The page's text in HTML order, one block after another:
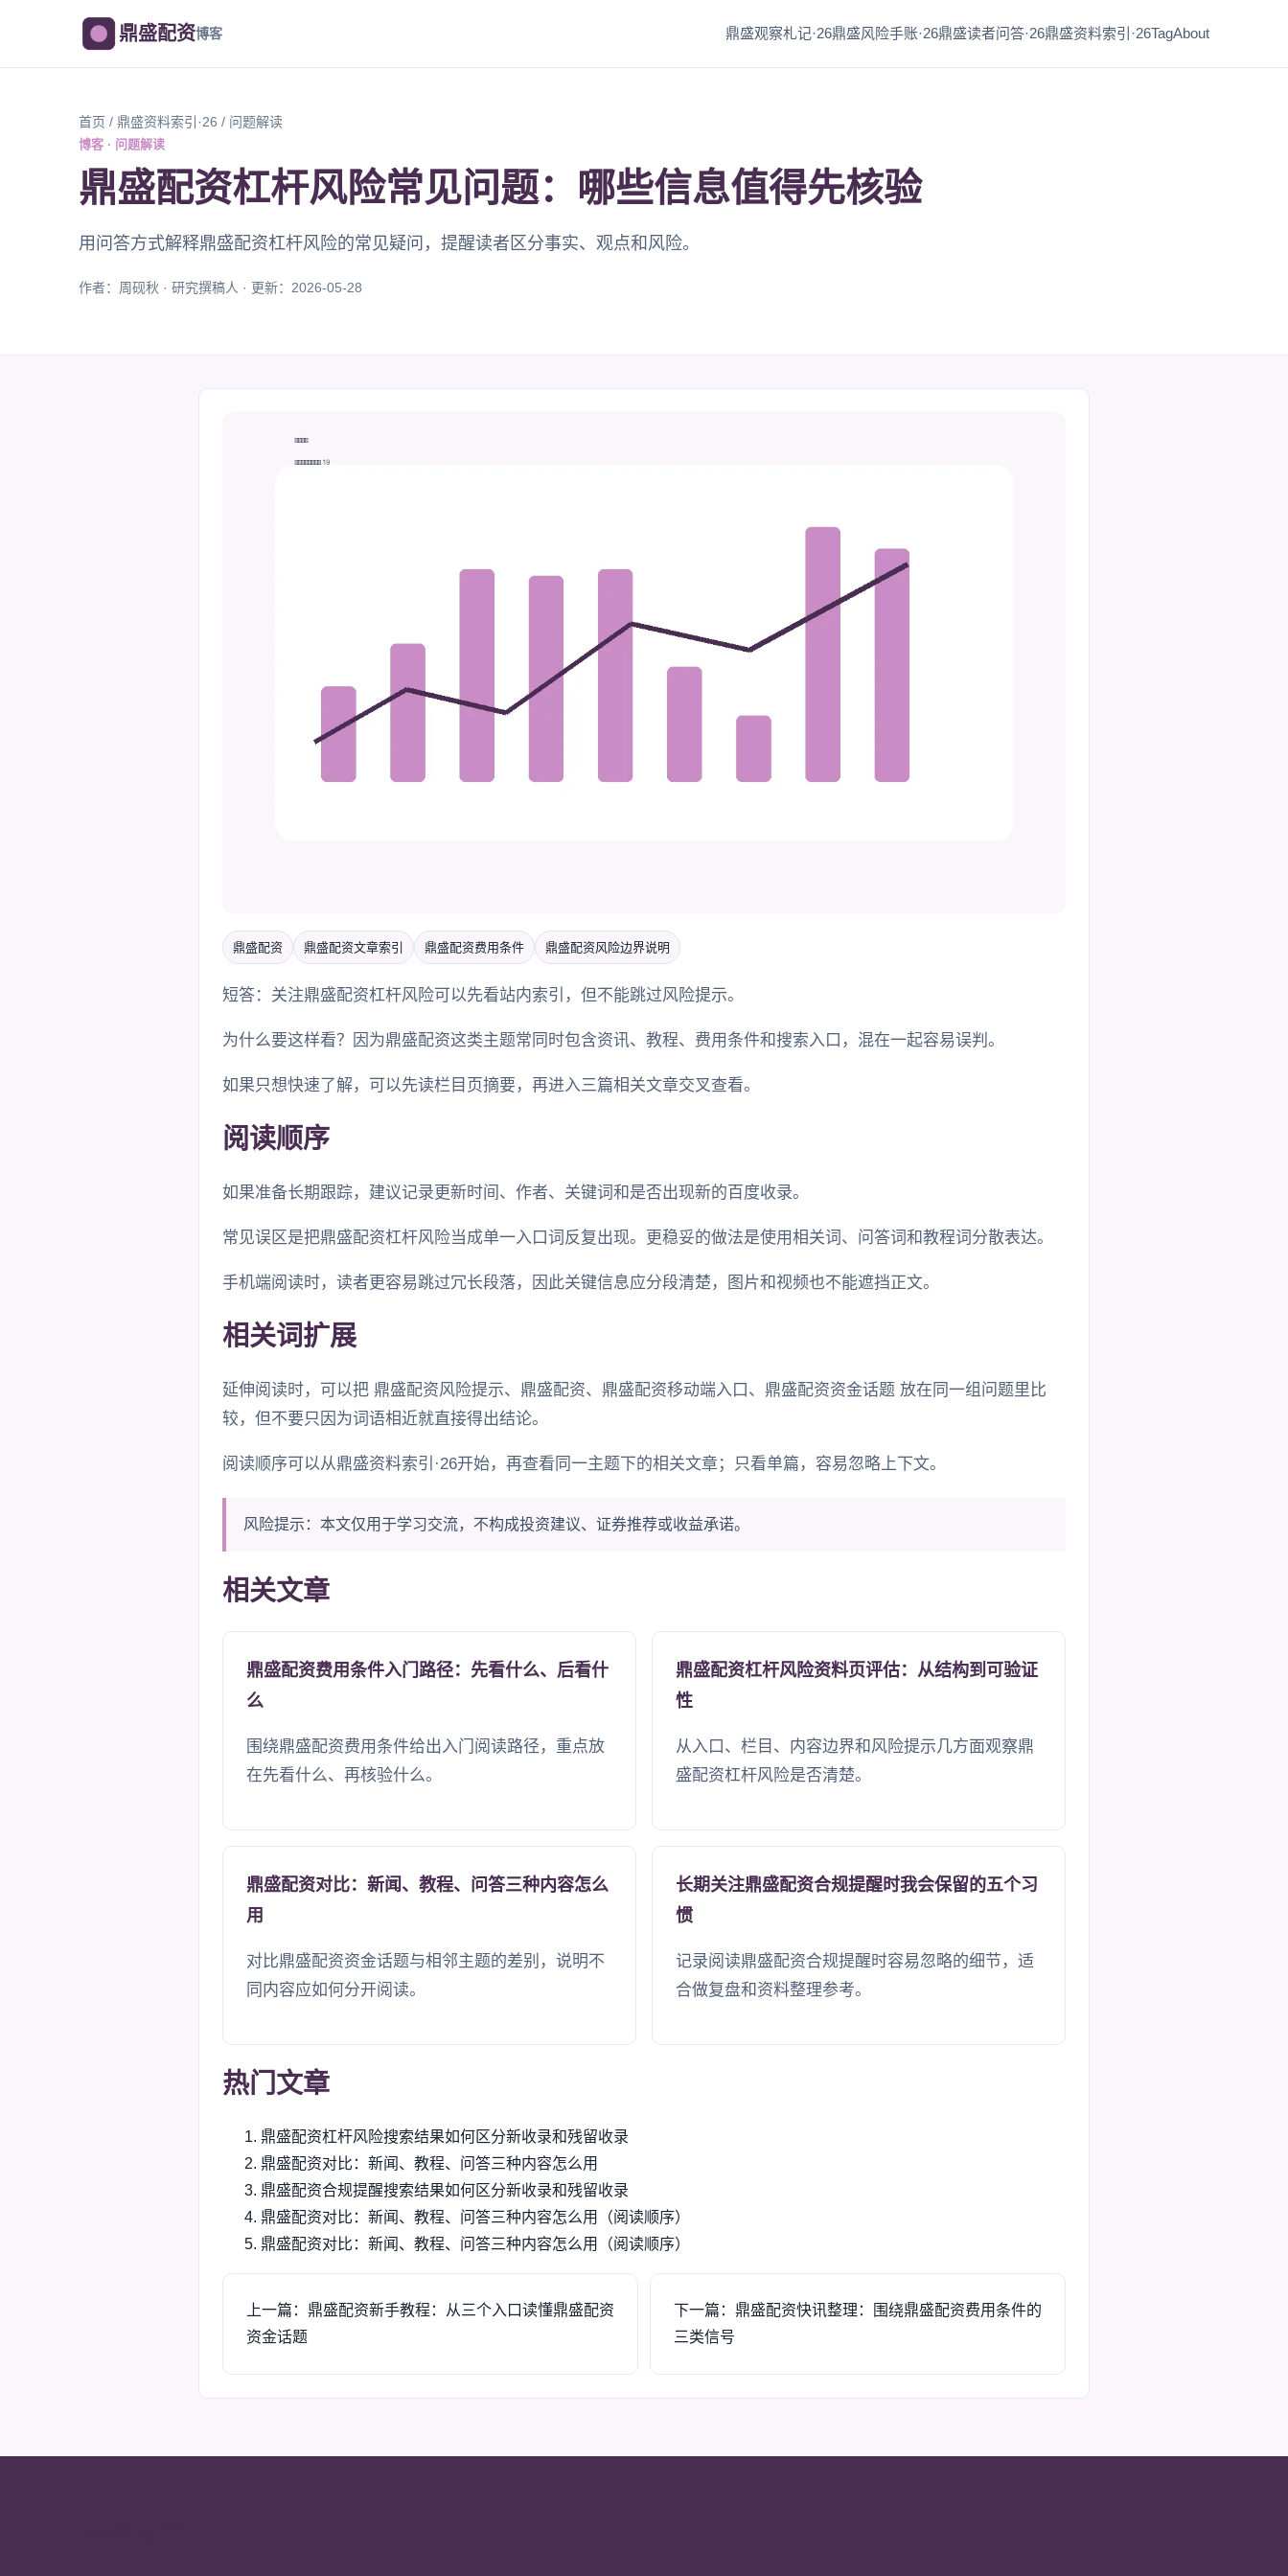
鼎盛配资博客 鼎盛观察札记·26鼎盛风险手账·26鼎盛读者问答·26鼎盛资料索引·26TagAbout
首页 / 鼎盛资料索引·26 / 问题解读
博客 · 问题解读
鼎盛配资杠杆风险常见问题：哪些信息值得先核验
用问答方式解释鼎盛配资杠杆风险的常见疑问，提醒读者区分事实、观点和风险。
作者：周砚秋 · 研究撰稿人 · 更新：2026-05-28
鼎盛配资 鼎盛配资文章索引 鼎盛配资费用条件 鼎盛配资风险边界说明
短答：关注鼎盛配资杠杆风险可以先看站内索引，但不能跳过风险提示。
为什么要这样看？因为鼎盛配资这类主题常同时包含资讯、教程、费用条件和搜索入口，混在一起容易误判。
如果只想快速了解，可以先读栏目页摘要，再进入三篇相关文章交叉查看。
阅读顺序
如果准备长期跟踪，建议记录更新时间、作者、关键词和是否出现新的百度收录。
常见误区是把鼎盛配资杠杆风险当成单一入口词反复出现。更稳妥的做法是使用相关词、问答词和教程词分散表达。
手机端阅读时，读者更容易跳过冗长段落，因此关键信息应分段清楚，图片和视频也不能遮挡正文。
相关词扩展
延伸阅读时，可以把 鼎盛配资风险提示、鼎盛配资、鼎盛配资移动端入口、鼎盛配资资金话题 放在同一组问题里比
较，但不要只因为词语相近就直接得出结论。
阅读顺序可以从鼎盛资料索引·26开始，再查看同一主题下的相关文章；只看单篇，容易忽略上下文。
风险提示：本文仅用于学习交流，不构成投资建议、证券推荐或收益承诺。
相关文章
鼎盛配资费用条件入门路径：先看什么、后看什
么
围绕鼎盛配资费用条件给出入门阅读路径，重点放
在先看什么、再核验什么。
鼎盛配资杠杆风险资料页评估：从结构到可验证
性
从入口、栏目、内容边界和风险提示几方面观察鼎
盛配资杠杆风险是否清楚。
鼎盛配资对比：新闻、教程、问答三种内容怎么
用
对比鼎盛配资资金话题与相邻主题的差别，说明不
同内容应如何分开阅读。
长期关注鼎盛配资合规提醒时我会保留的五个习
惯
记录阅读鼎盛配资合规提醒时容易忽略的细节，适
合做复盘和资料整理参考。
热门文章
鼎盛配资杠杆风险搜索结果如何区分新收录和残留收录
鼎盛配资对比：新闻、教程、问答三种内容怎么用
鼎盛配资合规提醒搜索结果如何区分新收录和残留收录
鼎盛配资对比：新闻、教程、问答三种内容怎么用（阅读顺序）
鼎盛配资对比：新闻、教程、问答三种内容怎么用（阅读顺序）
上一篇：鼎盛配资新手教程：从三个入口读懂鼎盛配资
资金话题
下一篇：鼎盛配资快讯整理：围绕鼎盛配资费用条件的
三类信号